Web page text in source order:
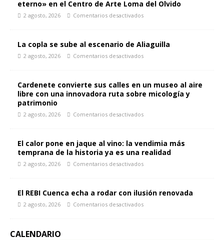
eterno» en el Centro de Arte Loma del Olvido
2 agosto, 2026 Comentarios desactivados
La copla se sube al escenario de Aliaguilla
2 agosto, 2026 Comentarios desactivados
Cardenete convierte sus calles en un museo al aire
libre con una innovadora ruta sobre micología y
patrimonio
2 agosto, 2026 Comentarios desactivados
El calor pone en jaque al vino: la vendimia más
temprana de la historia ya es una realidad
2 agosto, 2026 Comentarios desactivados
El REBI Cuenca echa a rodar con ilusión renovada
2 agosto, 2026 Comentarios desactivados
CALENDARIO